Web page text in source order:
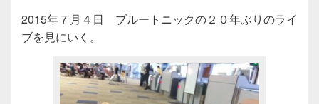
2015年７月４日 ブルートニックの２０年ぶりのライ
ブを見にいく。